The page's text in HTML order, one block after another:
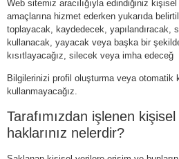
Web sitemiz aracılığıyla edindiğiniz
amaçlarına hizmet ederken yukarıda
toplayacak, kaydedecek, yapılandıracak,
kullanacak, yayacak veya başka bir
kısıtlayacağız, silecek veya imha edeceğ
Bilgilerinizi profil oluşturma veya otomatik
kullanmayacağız.
Tarafımızdan işlenen
haklarınız nelerdir?